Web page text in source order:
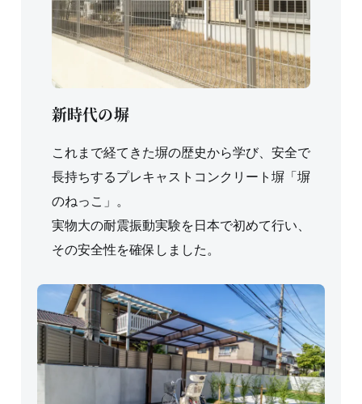
新時代の塀
これまで経てきた塀の歴史から学び、安全で
長持ちするプレキャストコンクリート塀「塀
のねっこ」。
実物大の耐震振動実験を日本で初めて行い、
その安全性を確保しました。